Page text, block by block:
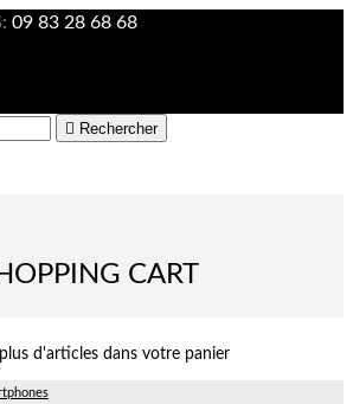
09 83 28 68 68
 Rechercher
CART
plus d'articles dans votre panier